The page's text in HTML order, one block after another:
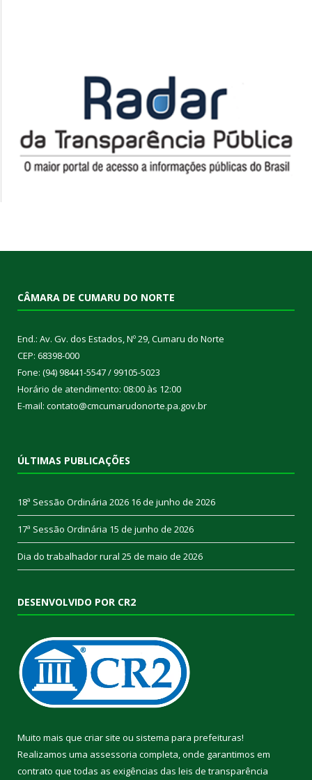
CÂMARA DE CUMARU DO NORTE
End.: Av. Gv. dos Estados, Nº 29, Cumaru do Norte
CEP: 68398-000
Fone: (94) 98441-5547 / 99105-5023
Horário de atendimento: 08:00 às 12:00
E-mail: contato@cmcumarudonorte.pa.gov.br
ÚLTIMAS PUBLICAÇÕES
18ª Sessão Ordinária 2026 16 de junho de 2026
17ª Sessão Ordinária 15 de junho de 2026
Dia do trabalhador rural 25 de maio de 2026
DESENVOLVIDO POR CR2
Muito mais que criar site ou sistema para prefeituras!
Realizamos uma assessoria completa, onde garantimos em
contrato que todas as exigências das leis de transparência